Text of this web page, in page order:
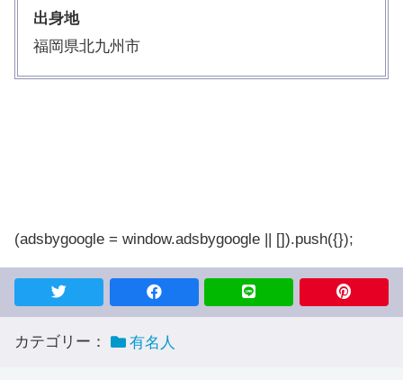
出身地
福岡県北九州市
(adsbygoogle = window.adsbygoogle || []).push({});
カテゴリー： 有名人